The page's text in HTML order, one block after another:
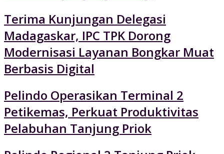
Terima Kunjungan Delegasi
Madagaskar, IPC TPK Dorong
Modernisasi Layanan Bongkar Muat
Berbasis Digital
Pelindo Operasikan Terminal 2
Petikemas, Perkuat Produktivitas
Pelabuhan Tanjung Priok